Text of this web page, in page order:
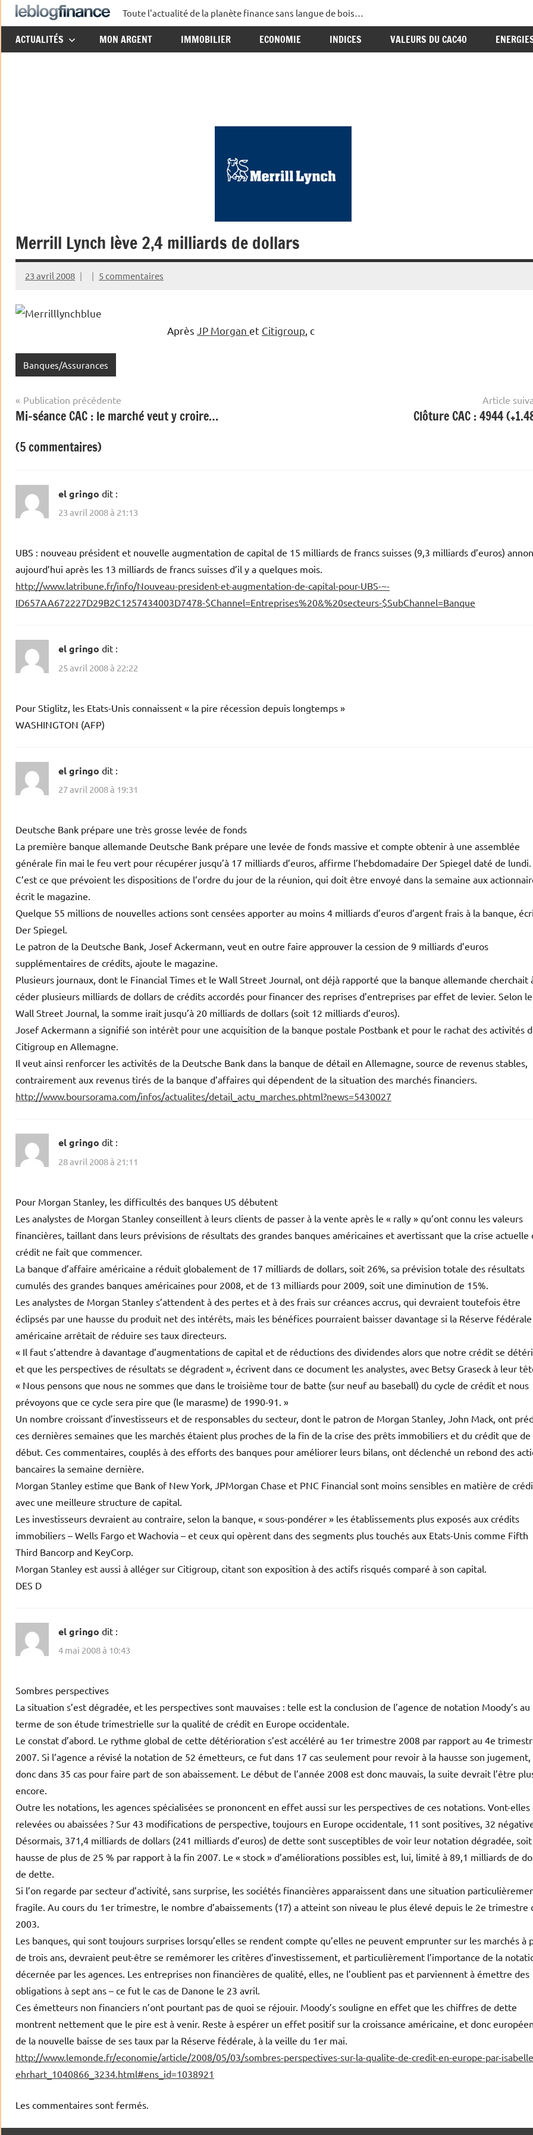
Aller
au
contenu
Le
Blog
Toute l'actualité de la planète finance sans langue de bois…
ACTUALITÉS MON ARGENT IMMOBILIER ECONOMIE INDICES VALEURS DU CAC40
Merrill Lynch lève 2,4 milliards de dollars
23 avril 2008 5 commentaires
Après JP Morgan et Citigroup , c
Banques/Assurances
Navigation
de
l’article
Publication précédente
Mi-séance CAC : le marché veut y croire…
Article
Clôture CAC : 4944
(5 commentaires)
el gringo dit :
23 avril 2008 à 21:13
UBS : nouveau président et nouvelle augmentation de capital de 15 milliards de francs suisses (9,3 milliards d’euros)
aujourd’hui après les 13 milliards de francs suisses d’il y a quelques mois.
http://www.latribune.fr/info/Nouveau-president-et-augmentation-de-capital-pour-UBS-~-
ID657AA672227D29B2C1257434003D7478-$Channel=Entreprises%20&%20secteurs-$SubChannel=Banque
el gringo dit :
25 avril 2008 à 22:22
Pour Stiglitz, les Etats-Unis connaissent « la pire récession depuis longtemps »
WASHINGTON (AFP)
el gringo dit :
27 avril 2008 à 19:31
Deutsche Bank prépare une très grosse levée de fonds
La première banque allemande Deutsche Bank prépare une levée de fonds massive et compte obtenir à une assemblée
générale fin mai le feu vert pour récupérer jusqu’à 17 milliards d’euros, affirme l’hebdomadaire Der Spiegel daté de lundi.
C’est ce que prévoient les dispositions de l’ordre du jour de la réunion, qui doit être envoyé dans la semaine aux
écrit le magazine.
Quelque 55 millions de nouvelles actions sont censées apporter au moins 4 milliards d’euros d’argent frais à la banque,
Der Spiegel.
Le patron de la Deutsche Bank, Josef Ackermann, veut en outre faire approuver la cession de 9 milliards d’euros
supplémentaires de crédits, ajoute le magazine.
Plusieurs journaux, dont le Financial Times et le Wall Street Journal, ont déjà rapporté que la banque allemande cherchait
céder plusieurs milliards de dollars de crédits accordés pour financer des reprises d’entreprises par effet de levier. Selon le
Wall Street Journal, la somme irait jusqu’à 20 milliards de dollars (soit 12 milliards d’euros).
Josef Ackermann a signifié son intérêt pour une acquisition de la banque postale Postbank et pour le rachat des activités
Citigroup en Allemagne.
Il veut ainsi renforcer les activités de la Deutsche Bank dans la banque de détail en Allemagne, source de revenus stables,
contrairement aux revenus tirés de la banque d’affaires qui dépendent de la situation des marchés financiers.
http://www.boursorama.com/infos/actualites/detail_actu_marches.phtml?news=5430027
el gringo dit :
28 avril 2008 à 21:11
Pour Morgan Stanley, les difficultés des banques US débutent
Les analystes de Morgan Stanley conseillent à leurs clients de passer à la vente après le « rally » qu’ont connu les valeurs
financières, taillant dans leurs prévisions de résultats des grandes banques américaines et avertissant que la crise actuelle
crédit ne fait que commencer.
La banque d’affaire américaine a réduit globalement de 17 milliards de dollars, soit 26%, sa prévision totale des résultats
cumulés des grandes banques américaines pour 2008, et de 13 milliards pour 2009, soit une diminution de 15%.
Les analystes de Morgan Stanley s’attendent à des pertes et à des frais sur créances accrus, qui devraient toutefois être
éclipsés par une hausse du produit net des intérêts, mais les bénéfices pourraient baisser davantage si la Réserve fédérale
américaine arrêtait de réduire ses taux directeurs.
« Il faut s’attendre à davantage d’augmentations de capital et de réductions des dividendes alors que notre crédit se
et que les perspectives de résultats se dégradent », écrivent dans ce document les analystes, avec Betsy Graseck à leur
« Nous pensons que nous ne sommes que dans le troisième tour de batte (sur neuf au baseball) du cycle de crédit et nous
prévoyons que ce cycle sera pire que (le marasme) de 1990-91. »
Un nombre croissant d’investisseurs et de responsables du secteur, dont le patron de Morgan Stanley, John Mack, ont
ces dernières semaines que les marchés étaient plus proches de la fin de la crise des prêts immobiliers et du crédit que de
début. Ces commentaires, couplés à des efforts des banques pour améliorer leurs bilans, ont déclenché un rebond des
bancaires la semaine dernière.
Morgan Stanley estime que Bank of New York, JPMorgan Chase et PNC Financial sont moins sensibles en matière de
avec une meilleure structure de capital.
Les investisseurs devraient au contraire, selon la banque, « sous-pondérer » les établissements plus exposés aux crédits
immobiliers – Wells Fargo et Wachovia – et ceux qui opèrent dans des segments plus touchés aux Etats-Unis comme Fifth
Third Bancorp and KeyCorp.
Morgan Stanley est aussi à alléger sur Citigroup, citant son exposition à des actifs risqués comparé à son capital.
DES D
el gringo dit :
4 mai 2008 à 10:43
Sombres perspectives
La situation s’est dégradée, et les perspectives sont mauvaises : telle est la conclusion de l’agence de notation Moody’s au
terme de son étude trimestrielle sur la qualité de crédit en Europe occidentale.
Le constat d’abord. Le rythme global de cette détérioration s’est accéléré au 1er trimestre 2008 par rapport au 4e
2007. Si l’agence a révisé la notation de 52 émetteurs, ce fut dans 17 cas seulement pour revoir à la hausse son
donc dans 35 cas pour faire part de son abaissement. Le début de l’année 2008 est donc mauvais, la suite devrait l’être
encore.
Outre les notations, les agences spécialisées se prononcent en effet aussi sur les perspectives de ces notations. Vont-
relevées ou abaissées ? Sur 43 modifications de perspective, toujours en Europe occidentale, 11 sont positives, 32
Désormais, 371,4 milliards de dollars (241 milliards d’euros) de dette sont susceptibles de voir leur notation dégradée,
hausse de plus de 25 % par rapport à la fin 2007. Le « stock » d’améliorations possibles est, lui, limité à 89,1 milliards de
de dette.
Si l’on regarde par secteur d’activité, sans surprise, les sociétés financières apparaissent dans une situation
fragile. Au cours du 1er trimestre, le nombre d’abaissements (17) a atteint son niveau le plus élevé depuis le 2e trimestre
2003.
Les banques, qui sont toujours surprises lorsqu’elles se rendent compte qu’elles ne peuvent emprunter sur les marchés à
de trois ans, devraient peut-être se remémorer les critères d’investissement, et particulièrement l’importance de la
décernée par les agences. Les entreprises non financières de qualité, elles, ne l’oublient pas et parviennent à émettre des
obligations à sept ans – ce fut le cas de Danone le 23 avril.
Ces émetteurs non financiers n’ont pourtant pas de quoi se réjouir. Moody’s souligne en effet que les chiffres de dette
montrent nettement que le pire est à venir. Reste à espérer un effet positif sur la croissance américaine, et donc
de la nouvelle baisse de ses taux par la Réserve fédérale, à la veille du 1er mai.
http://www.lemonde.fr/economie/article/2008/05/03/sombres-perspectives-sur-la-qualite-de-credit-en-europe-par-
ehrhart_1040866_3234.html#ens_id=1038921
Les commentaires sont fermés.